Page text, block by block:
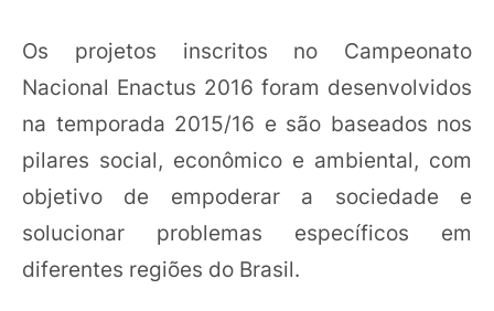
Os projetos inscritos no Campeonato
Nacional Enactus 2016 foram desenvolvidos
na temporada 2015/16 e são baseados nos
pilares social, econômico e ambiental, com
objetivo de empoderar a sociedade e
solucionar problemas específicos em
diferentes regiões do Brasil.